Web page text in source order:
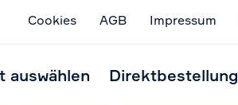
Cookies AGB Impressum
auswählen Direktbestellung